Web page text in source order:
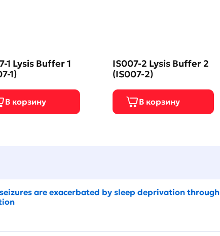
1 Lysis Buffer 1
1)
IS007-2 Lysis Buffer 2
(IS007-2)
are exacerbated by sleep deprivation